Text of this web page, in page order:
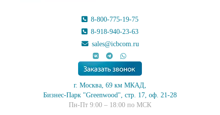
8-800-775-19-75
8-918-940-23-63
sales@icbcom.ru
г. Москва, 69 км МКАД,
Бизнес-Парк "Greenwood", стр. 17, оф. 21-28
Пн-Пт 9:00 – 18:00 по МСК